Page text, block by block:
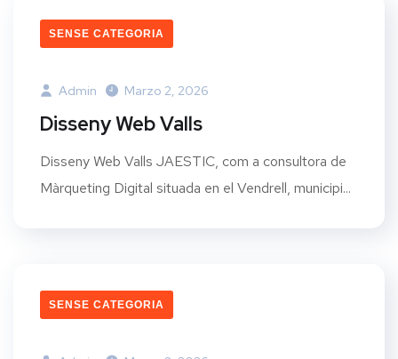
SENSE CATEGORIA
Admin Marzo 2, 2026
Disseny Web Valls
Disseny Web Valls JAESTIC, com a consultora de
Màrqueting Digital situada en el Vendrell, municipi...
SENSE CATEGORIA